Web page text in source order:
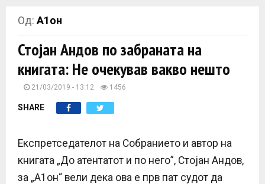
M
A
M
Од: А1он
Стојан Андов по забраната на
книгата: Не очекував вакво нешто
21/03/2019 - 13:12 1456
SHARE
Експретседателот на Собранието и автор на
книгата „До атентатот и по него”, Стојан Андов,
за „А1он“ вели дека ова е прв пат судот да